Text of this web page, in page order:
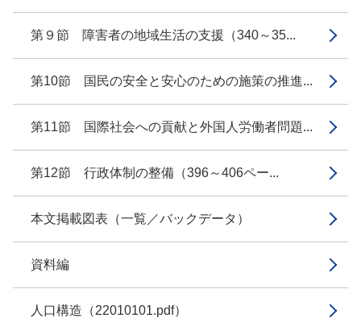
第９節 障害者の地域生活の支援（340～35...
第10節 国民の安全と安心のための施策の推進...
第11節 国際社会への貢献と外国人労働者問題...
第12節 行政体制の整備（396～406ペー...
本文掲載図表（一覧／バックデータ）
資料編
人口構造（22010101.pdf）